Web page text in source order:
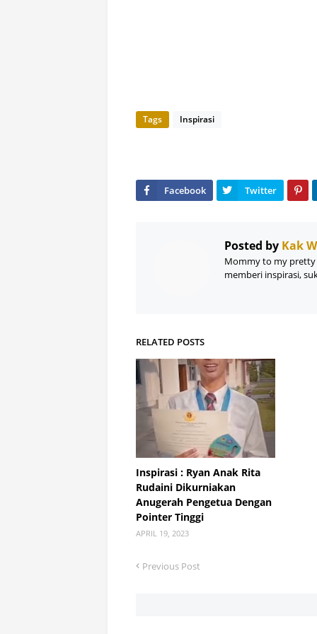
Tags Inspirasi
Posted by Kak
Mommy to my pretty
memberi inspirasi,
RELATED POSTS
Inspirasi : Ryan Anak Rita
Rudaini Dikurniakan
Anugerah Pengetua Dengan
Pointer Tinggi
APRIL 19, 2023
Previous Post